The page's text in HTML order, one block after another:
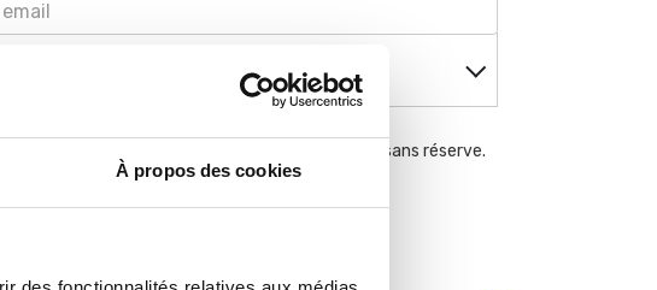
À propos des cookies
lu les conditions générales de vente et j'y adhère sans réserve.